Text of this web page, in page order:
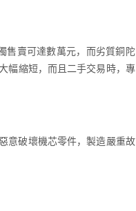
售賣可達數萬元，而劣質銅陀
幅縮短，而且二手交易時，專
意破壞機芯零件，製造嚴重故